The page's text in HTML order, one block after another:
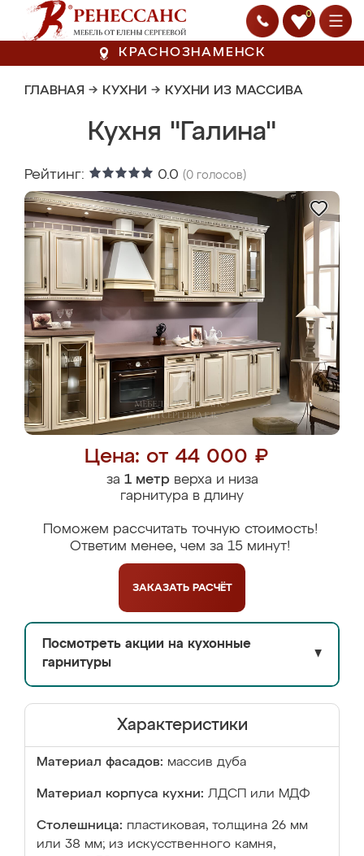
0
КРАСНОЗНАМЕНСК
ГЛАВНАЯ → КУХНИ → КУХНИ ИЗ МАССИВА
Кухня "Галина"
Рейтинг: 0.0 (0 голосов)
Цена: от 44 000 ₽
за 1 метрверха и низа
гарнитура в длину
Поможем рассчитать точную стоимость!
Ответим менее, чем за 15 минут!
ЗАКАЗАТЬ РАСЧЁТ
Посмотреть акции на кухонные
гарнитуры
▼
Характеристики
Материал фасадов: массив дуба
Материал корпуса кухни: ЛДСП или МДФ
Столешница: пластиковая, толщина 26 мм
или 38 мм; из искусственного камня,